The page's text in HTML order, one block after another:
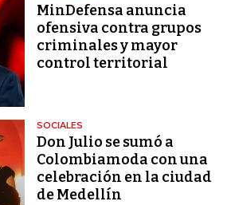
MinDefensa anuncia
ofensiva contra grupos
criminales y mayor
control territorial
SOCIALES
Don Julio se sumó a
Colombiamoda con una
celebración en la ciudad
de Medellín